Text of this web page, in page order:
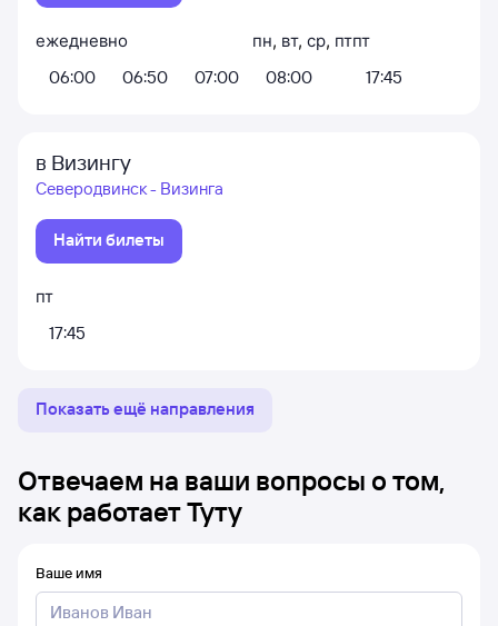
ежедневно
06:00
06:50 07:00
пн, вт, ср, пт
08:00
пт
17:45
в Визингу
Северодвинск - Визинга
Найти билеты
пт
17:45
Показать ещё направления
Отвечаем на ваши вопросы о том,
как работает Туту
Ваше имя